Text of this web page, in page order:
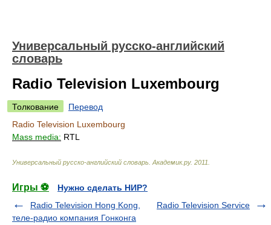
Универсальный русско-английский
словарь
Radio Television Luxembourg
Толкование
Перевод
Radio Television Luxembourg
Mass media: RTL
Универсальный русско-английский словарь Академик.ру. 2011
Игры ⚽
Нужно сделать НИР?
Radio Television Hong Kong,
теле-радио компания Гонконга
Radio Television Service